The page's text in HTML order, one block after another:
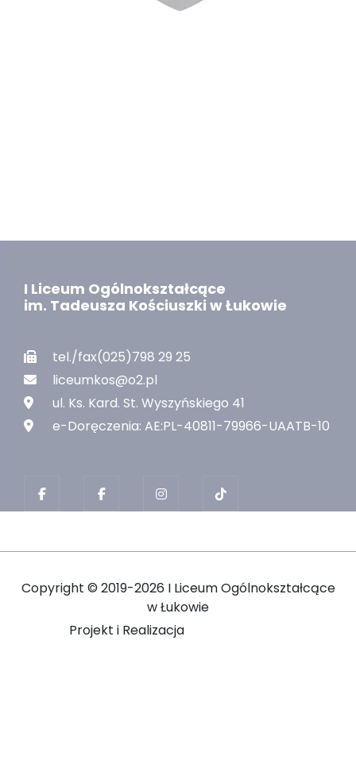
I Liceum Ogólnokształcące
im. Tadeusza Kościuszki w Łukowie
tel./fax(025)798 29 25
liceumkos@o2.pl
ul. Ks. Kard. St. Wyszyńskiego 41
e-Doręczenia: AE:PL-40811-79966-UAATB-10
Copyright © 2019-2026 I Liceum Ogólnokształcące
w Łukowie
Projekt i Realizacja